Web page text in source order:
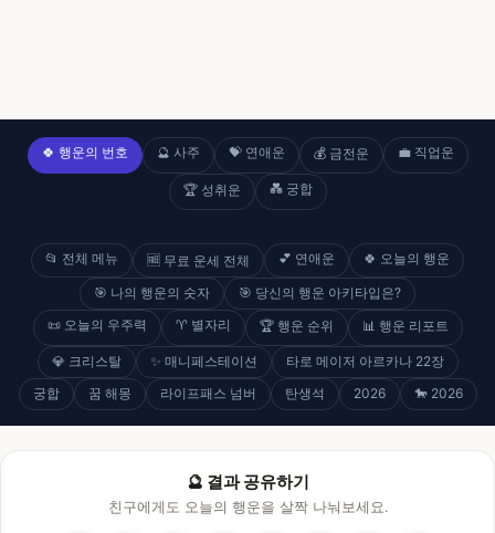
🍀 행운의 번호 🔮 사주 💝 연애운 💰 금전운 💼 직업운
🏆 성취운 💑 궁합
📂 전체 메뉴 🆓 무료 운세 전체 💕 연애운 🍀 오늘의 행운
🎯 나의 행운의 숫자
🎯 당신의 행운 아키타입은?
📜 오늘의 우주력
♈ 별자리 🏆 행운 순위 📊 행운 리포트
💎 크리스탈 ✨ 매니페스테이션
타로 메이저 아르카나 22장
궁합
꿈 해몽 라이프패스 넘버 탄생석 2026 🐎 2026
🔮 결과 공유하기
친구에게도 오늘의 행운을 살짝 나눠보세요.